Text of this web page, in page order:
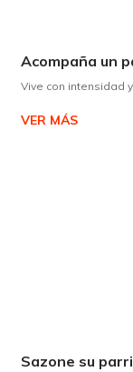
Vive con intensidad
VER MÁS
Sazone su